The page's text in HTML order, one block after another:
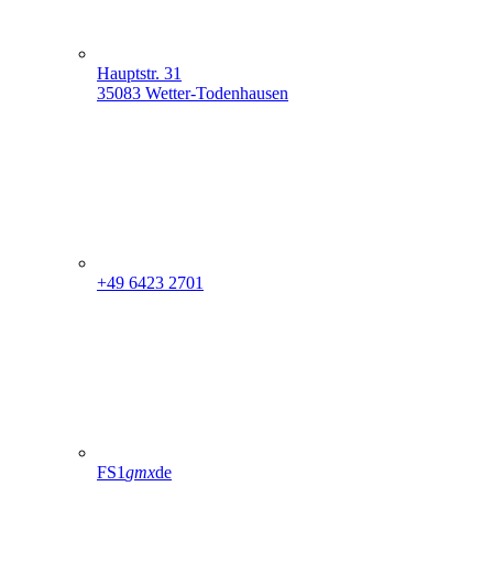
Hauptstr. 31
35083 Wetter-Todenhausen
+49 6423 2701
FS1gmxde